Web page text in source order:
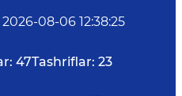
2026-08-06 12:38:25
47Tashriflar: 23